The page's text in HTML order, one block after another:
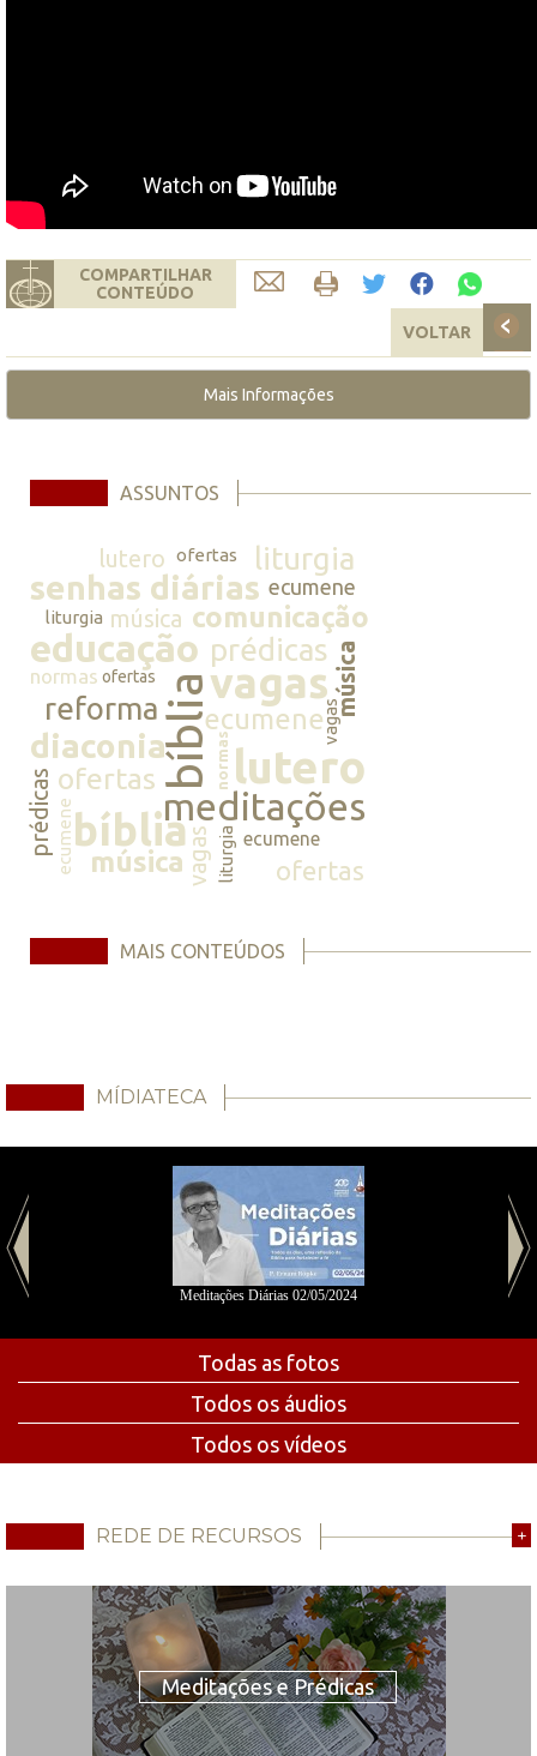
COMPARTILHAR
CONTEÚDO
VOLTAR
Mais Informações
ASSUNTOS
lutero ofertas liturgia
senhas diárias ecumene
liturgia música comunicação
educação prédicasmúsica
normas ofertasbíbliavagas
reforma
diaconia
ecumenevagas
prédicas ofertas normaslutero
meditações
ecumenebíblia
músicavagasliturgia ecumene
ofertas
MAIS CONTEÚDOS
MÍDIATECA
Meditações Diárias 02/05/2024
Todas as fotos
Todos os áudios
Todos os vídeos
REDE DE RECURSOS +
Meditações e Prédicas